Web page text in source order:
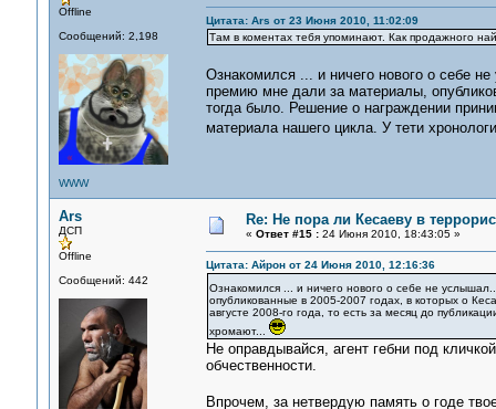
Offline
Сообщений: 2,198
WWW
Цитата: Ars от 23 Июня 2010, 11:02:09
Там в коментах тебя упоминают. Как продажного
Ознакомился ... и ничего нового о себе
премию мне дали за материалы,
тогда было. Решение о награждении
материала нашего цикла. У тети
Ars
ДСП
Offline
Сообщений: 442
Re: Не пора ли Кесаеву в
« Ответ #15 :24 Июня 2010, 18:43:05 »
Цитата: Айрон от 24 Июня 2010, 12:16:36
Ознакомился ... и ничего нового о себе не
опубликованные в 2005-2007 годах, в которых о
августе 2008-го года, то есть за месяц до
хромают...
Не оправдывайся, агент гебни под
обчественности.
Впрочем, за нетвердую память о годе